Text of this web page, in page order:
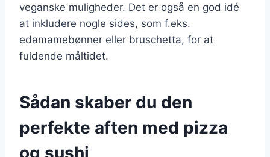
veganske muligheder. Det er også en god idé
at inkludere nogle sides, som f.eks.
edamamebønner eller bruschetta, for at
fuldende måltidet.
Sådan skaber du den
perfekte aften med pizza
og sushi